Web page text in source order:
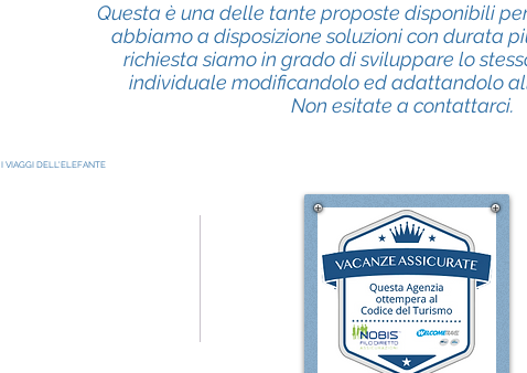
Questa è una delle tante proposte disponibili
abbiamo a disposizione soluzioni con durata
richiesta siamo in grado di sviluppare lo
individuale modificandolo ed adattandolo
Non esitate a contattarci.
I VIAGGI DELL'ELEFANTE